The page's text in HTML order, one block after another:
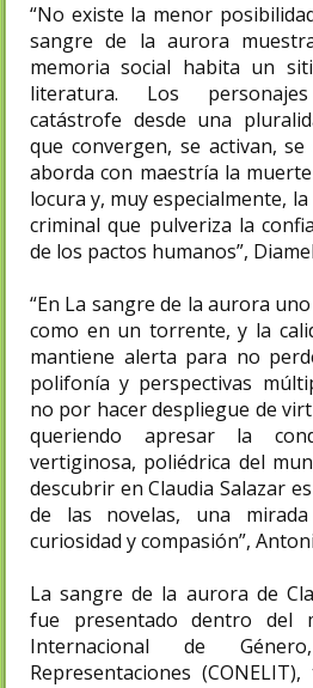
“No existe la menor
sangre de la aurora
memoria social habita un
literatura. Los
catástrofe desde una
que convergen, se activan,
aborda con maestría la
locura y, muy especialmente,
criminal que pulveriza la
de los pactos humanos”,
“En La sangre de la aurora
como en un torrente, y la
mantiene alerta para no
polifonía y perspectivas
no por hacer despliegue de
queriendo apresar la
vertiginosa, poliédrica del
descubrir en Claudia Salazar
de las novelas, una
curiosidad y compasión”,
La sangre de la aurora de
fue presentado dentro del
Internacional de
Representaciones